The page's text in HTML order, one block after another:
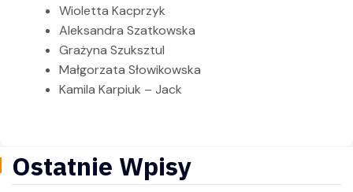
Wioletta Kacprzyk
Aleksandra Szatkowska
Grażyna Szuksztul
Małgorzata Słowikowska
Kamila Karpiuk – Jack
Ostatnie Wpisy